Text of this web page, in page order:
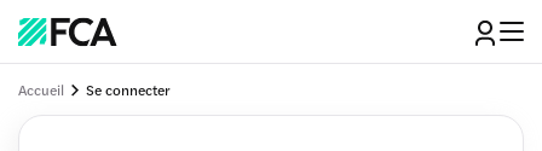
Accueil Se connecter